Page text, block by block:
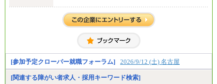
・高専卒（本科）／月給256,000円
一般事務職
・高専卒（専攻科）／月給206,400円
・高専卒（本科）月給197,800円
・短大卒／月給197,800円
・専門卒（2年）／月給197,800円
※試用期間中も給与に変更はございません。
[参加予定クローバー就職フォーラム] 2026/9/12 (土) 名古屋
[関連する障がい者求人・採用キーワード検索]